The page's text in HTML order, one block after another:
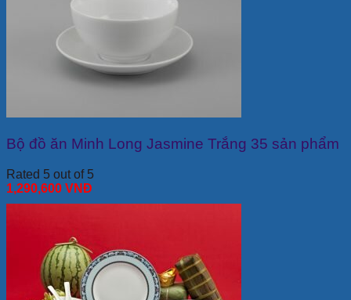
Bộ đồ ăn Minh Long Jasmine Trắng 35 sản phẩm
Rated 5 out of 5
1,290,600 VNĐ